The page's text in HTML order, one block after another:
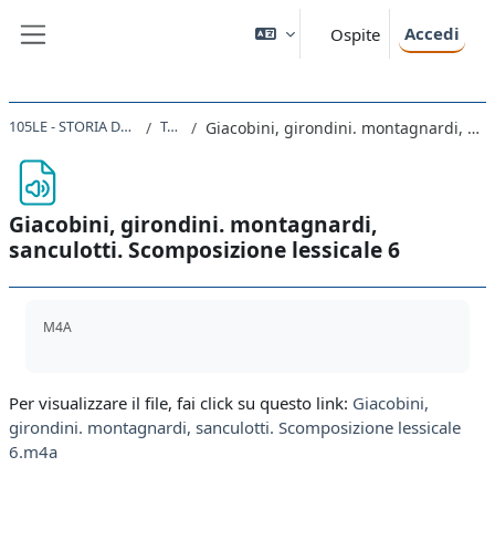
Ospite Accedi
105LE - STORIA DELLA FRANCIA 2021 Topic 14 Giacobini, girondini. montagnardi, sanculotti. Scomposizione lessicale 6
Giacobini, girondini. montagnardi,
sanculotti. Scomposizione lessicale 6
M4A
Per visualizzare il file, fai click su questo link: Giacobini,
girondini. montagnardi, sanculotti. Scomposizione lessicale
6.m4a